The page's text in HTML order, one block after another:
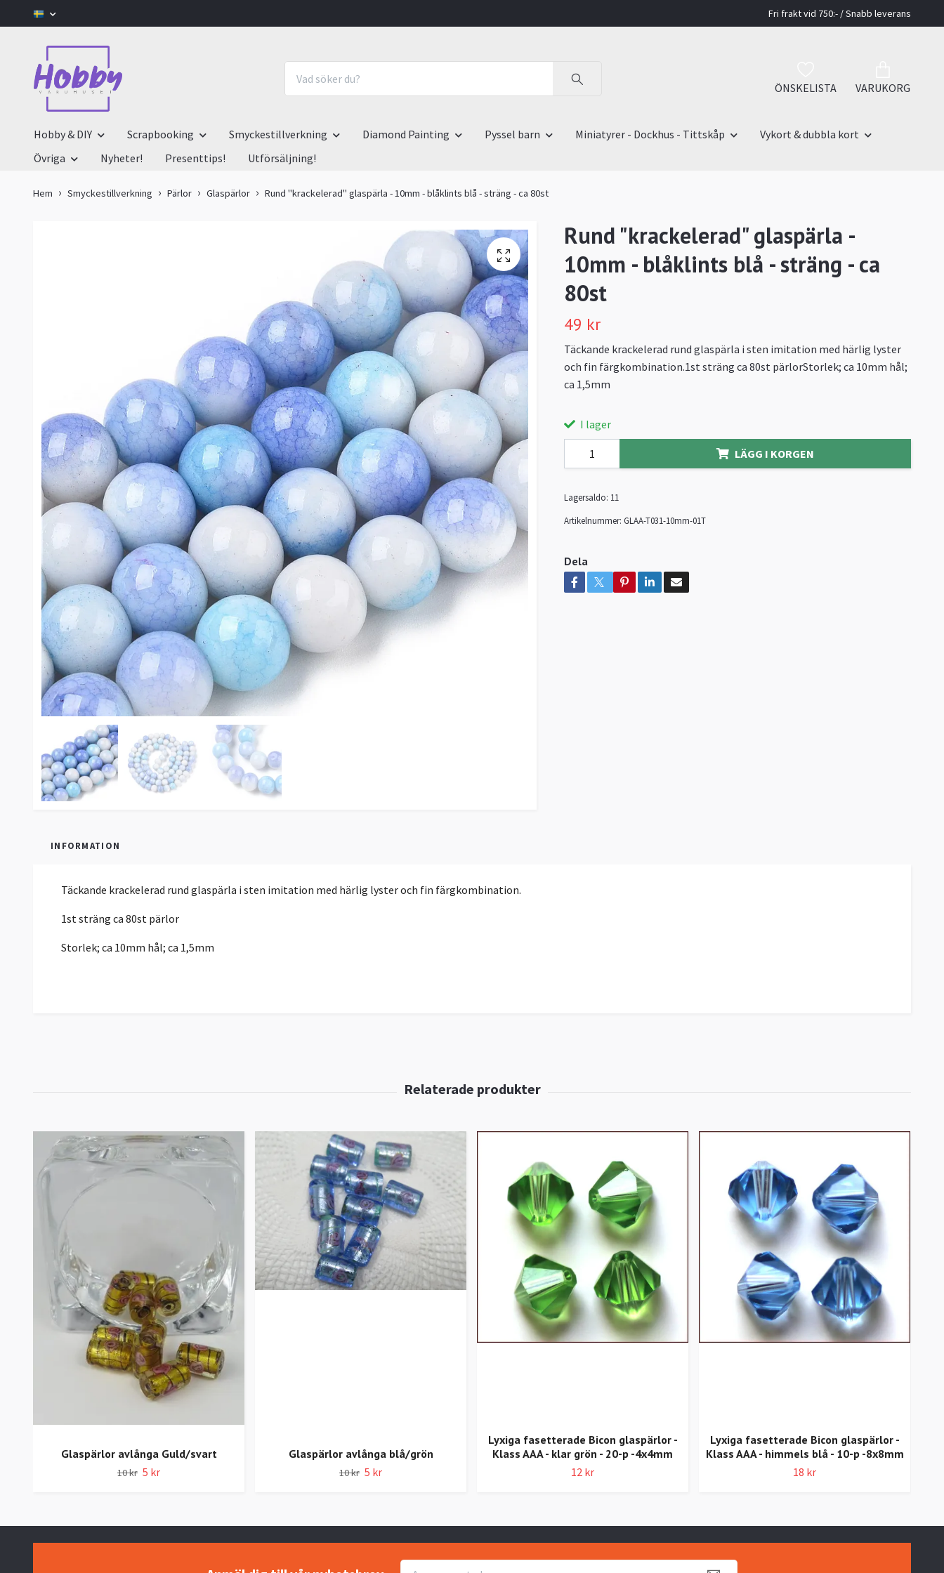
Fri frakt vid 750:- / Snabb leverans
ÖNSKELISTA VARUKORG
Hobby & DIY Scrapbooking Smyckestillverkning Diamond Painting Pyssel barn Miniatyrer - Dockhus - Tittskåp
Vykort & dubbla kort
Övriga
Nyheter! Presenttips! Utförsäljning!
Hem Smyckestillverkning Pärlor Glaspärlor Rund "krackelerad" glaspärla - 10mm - blåklints blå - sträng - ca 80st
Rund "krackelerad" glaspärla -
10mm - blåklints blå - sträng - ca
80st
49 kr
Täckande krackelerad rund glaspärla i sten imitation med härlig lyster
och fin färgkombination.1st sträng ca 80st pärlorStorlek; ca 10mm hål;
ca 1,5mm
I lager
LÄGG I KORGEN
Lagersaldo: 11
Artikelnummer: GLAA-T031-10mm-01T
Dela
INFORMATION
Täckande krackelerad rund glaspärla i sten imitation med härlig lyster och fin färgkombination.
1st sträng ca 80st pärlor
Storlek; ca 10mm hål; ca 1,5mm
Glaspärlor avlånga Guld/svart
10 kr 5 kr
Glaspärlor avlånga blå/grön
10 kr 5 kr
Lyxiga fasetterade Bicon glaspärlor -
Klass AAA - klar grön - 20-p -4x4mm
12 kr
Lyxiga fasetterade Bicon glaspärlor -
Klass AAA - himmels blå - 10-p -8x8mm
18 kr